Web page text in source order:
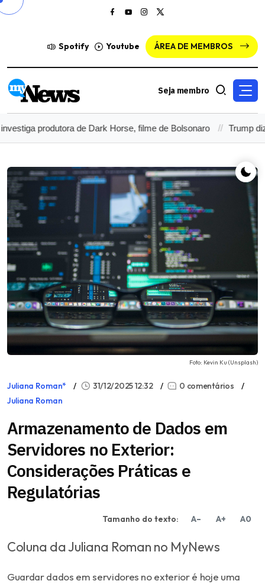
Spotify Youtube ÁREA DE MEMBROS
Seja membro
de Dark Horse, filme de Bolsonaro Trump diz que
Foto: Kevin Ku (Unsplash)
Juliana Roman* 31/12/2025 12:32
0 comentários
Juliana Roman
Armazenamento de Dados em
Servidores no Exterior:
Considerações Práticas e
Regulatórias
Tamanho do texto: A– A+ A0
Coluna da Juliana Roman no MyNews
Guardar dados em servidores no exterior é hoje uma